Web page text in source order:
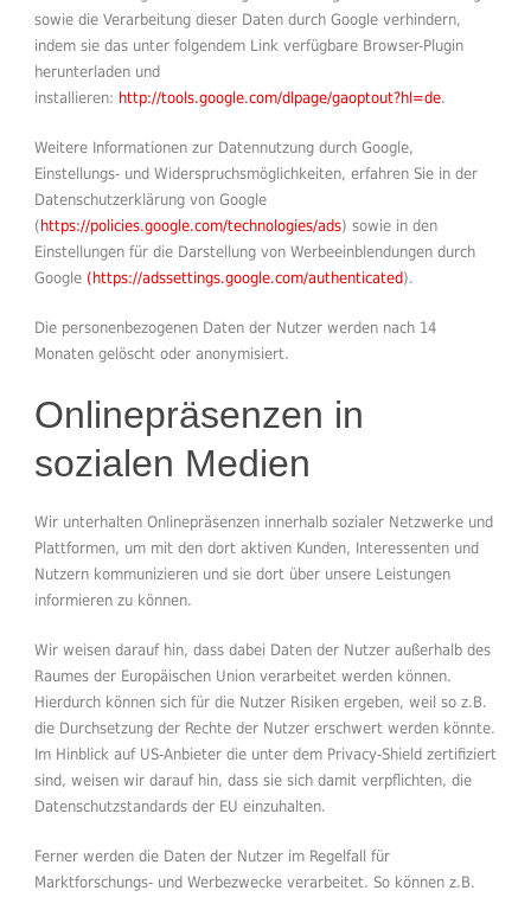
sowie die Verarbeitung dieser Daten durch Google verhindern,
indem sie das unter folgendem Link verfügbare Browser-Plugin
herunterladen und
installieren: http://tools.google.com/dlpage/gaoptout?hl=de.
Weitere Informationen zur Datennutzung durch Google,
Einstellungs- und Widerspruchsmöglichkeiten, erfahren Sie in der
Datenschutzerklärung von Google
(https://policies.google.com/technologies/ads) sowie in den
Einstellungen für die Darstellung von Werbeeinblendungen durch
Google (https://adssettings.google.com/authenticated).
Die personenbezogenen Daten der Nutzer werden nach 14
Monaten gelöscht oder anonymisiert.
Onlinepräsenzen in
sozialen Medien
Wir unterhalten Onlinepräsenzen innerhalb sozialer Netzwerke und
Plattformen, um mit den dort aktiven Kunden, Interessenten und
Nutzern kommunizieren und sie dort über unsere Leistungen
informieren zu können.
Wir weisen darauf hin, dass dabei Daten der Nutzer außerhalb des
Raumes der Europäischen Union verarbeitet werden können.
Hierdurch können sich für die Nutzer Risiken ergeben, weil so z.B.
die Durchsetzung der Rechte der Nutzer erschwert werden könnte.
Im Hinblick auf US-Anbieter die unter dem Privacy-Shield zertifiziert
sind, weisen wir darauf hin, dass sie sich damit verpflichten, die
Datenschutzstandards der EU einzuhalten.
Ferner werden die Daten der Nutzer im Regelfall für
Marktforschungs- und Werbezwecke verarbeitet. So können z.B.